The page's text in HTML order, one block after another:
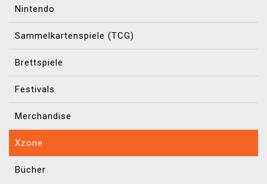
Nintendo
Sammelkartenspiele (TCG)
Brettspiele
Festivals
Merchandise
Xzone
Bücher